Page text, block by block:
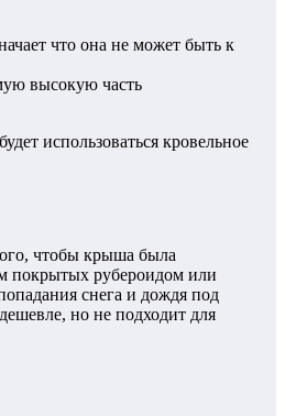
что она не может быть к
высокую часть
использоваться кровельное
чтобы крыша была
покрытых рубероидом или
снега и дождя под
но не подходит для